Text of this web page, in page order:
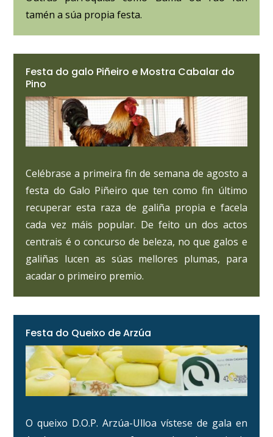
tamén a súa propia festa.
Festa do galo Piñeiro e Mostra Cabalar do
Pino
Celébrase a primeira fin de semana de agosto a
festa do Galo Piñeiro que ten como fin último
recuperar esta raza de galiña propia e facela
cada vez máis popular. De feito un dos actos
centrais é o concurso de beleza, no que galos e
galiñas lucen as súas mellores plumas, para
acadar o primeiro premio.
Festa do Queixo de Arzúa
O queixo D.O.P. Arzúa-Ulloa vístese de gala en